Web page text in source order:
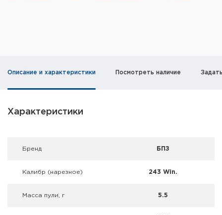
Фальшпатроны
Оружейные шкафы и сейфы
Описание и характеристики Посмотреть наличие
Характеристики
Брeнд БПЗ
Калибр (нарезное) 243 Win.
Масса пули, г 5.5